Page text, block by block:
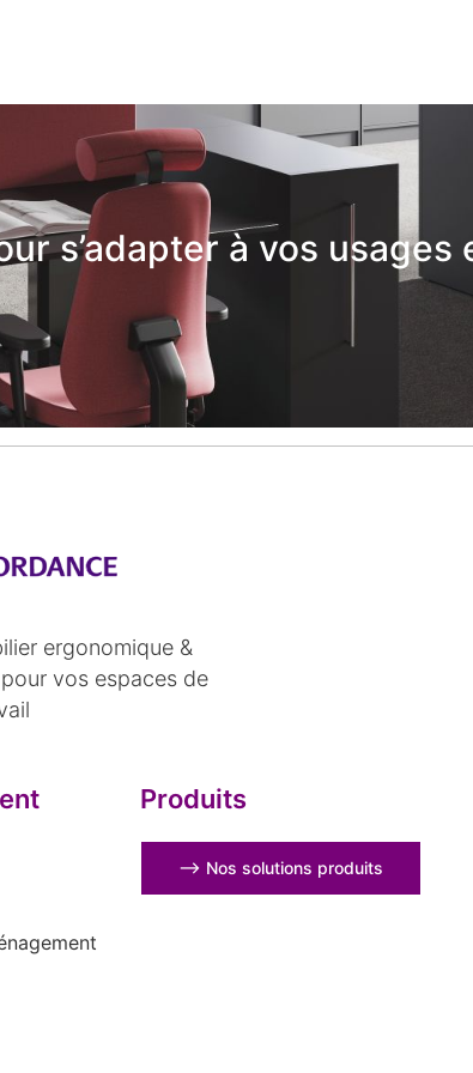
s’adapter à vos usages
ergonomique &
vos espaces de
Produits
⟶ Nos solutions produits